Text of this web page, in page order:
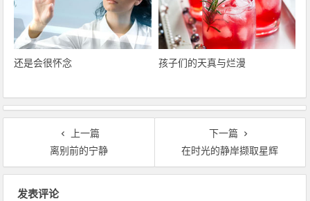
还是会很怀念 孩子们的天真与烂漫
上一篇
离别前的宁静
下一篇
在时光的静岸撷取星辉
发表评论